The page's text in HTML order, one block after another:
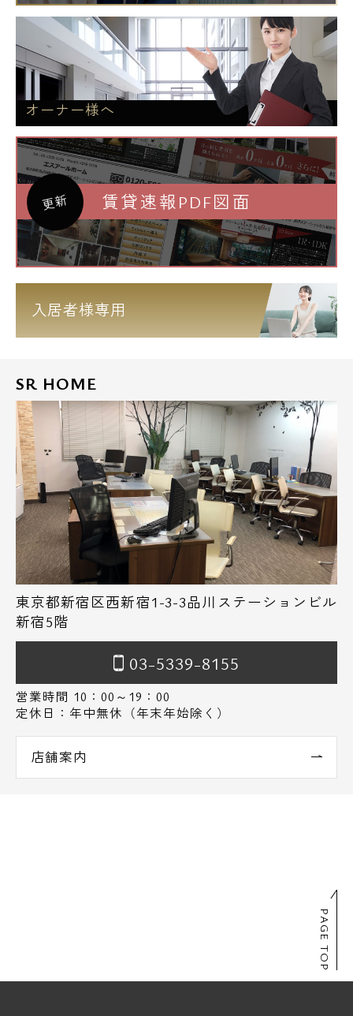
オーナー様へ
更新 賃貸速報PDF図面
入居者様専用
SR HOME
東京都新宿区西新宿1-3-3品川ステーションビル
新宿5階
03-5339-8155
営業時間 10：00～19：00
定休日：年中無休（年末年始除く）
店舗案内
PAGE TOP